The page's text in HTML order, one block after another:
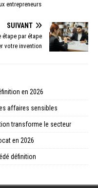
entrepreneurs
SUIVANT
étape par étape
votre invention
en 2026
affaires sensibles
transforme le secteur
en 2026
définition